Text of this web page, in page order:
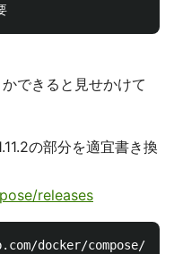
できると見せかけて
の部分を適宜書き換
releases
docker/compose/